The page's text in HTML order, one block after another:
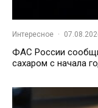
Интересное ·
ФАС России
сахаром с начала